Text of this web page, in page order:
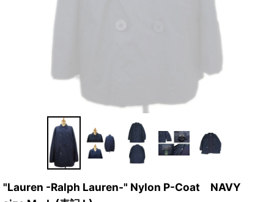
"Lauren -Ralph Lauren-" Nylon P-Coat NAVY